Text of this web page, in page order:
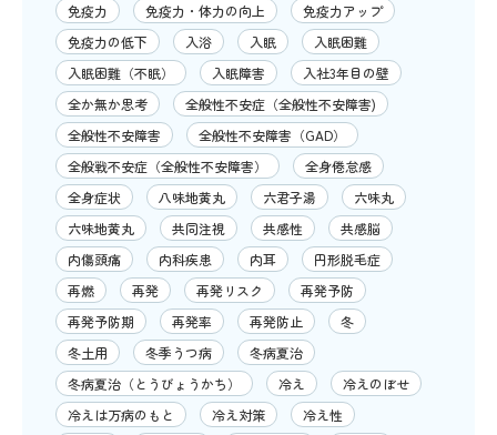
免疫力
免疫力・体力の向上
免疫力アップ
免疫力の低下
入浴 入眠
入眠困難
入眠困難（不眠）
入眠障害
入社3年目の壁
全か無か思考
全般性不安症（全般性不安障害)
全般性不安障害
全般性不安障害（GAD）
全般戦不安症（全般性不安障害）
全身倦怠感
全身症状
八味地黄丸 六君子湯
六味丸
六味地黄丸
共同注視 共感性
共感脳
内傷頭痛
内科疾患 内耳
円形脱毛症
再燃
再発 再発リスク
再発予防
再発予防期
再発率 再発防止
冬
冬土用
冬季うつ病
冬病夏治
冬病夏治（とうびょうかち）
冷え
冷えのぼせ
冷えは万病のもと
冷え対策
冷え性